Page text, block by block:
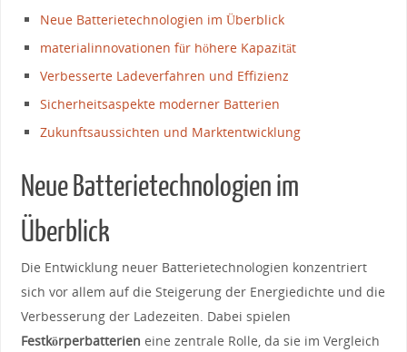
Neue Batterietechnologien‍ im Überblick
materialinnovationen für⁢ höhere Kapazität
Verbesserte Ladeverfahren und ⁣Effizienz
Sicherheitsaspekte⁢ moderner⁣ Batterien
Zukunftsaussichten und Marktentwicklung
Neue‌ Batterietechnologien im
Überblick
Die Entwicklung ⁣neuer Batterietechnologien ⁢konzentriert
sich vor allem auf die Steigerung der Energiedichte und die‌
Verbesserung der Ladezeiten.‍ Dabei spielen
Festkörperbatterien eine zentrale Rolle, ​da ‌sie im Vergleich